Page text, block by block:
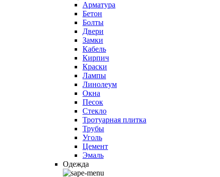
Арматура
Бетон
Болты
Двери
Замки
Кабель
Кирпич
Краски
Лампы
Линолеум
Окна
Песок
Стекло
Тротуарная плитка
Трубы
Уголь
Цемент
Эмаль
Одежда